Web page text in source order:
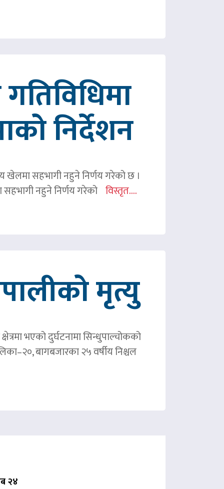
गतिविधिमा
निर्देशन
खेलमा सहभागी नहुने निर्णय गरेको छ ।
सहभागी नहुने निर्णय गरेको विस्तृत....
मृत्यु
भएको दुर्घटनामा सिन्धुपाल्चोकको
बागबजारका २५ वर्षीय निश्चल
२४